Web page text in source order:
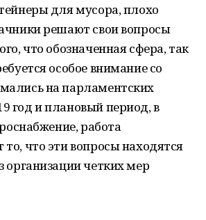
для мусора, плохо
решают свои вопросы
что обозначенная сфера, так
особое внимание со
на парламентских
год и плановый период, в
работа
что эти вопросы находятся
организации четких мер